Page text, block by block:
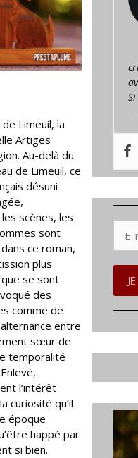
Limeuil, la
Artiges
Au-delà du
de Limeuil, ce
désuni
scènes, les
sont
ce roman,
plus
se sont
des
comme de
entre
sœur de
temporalité
l’intérêt
curiosité qu’il
époque
happé par
si bien.
mail
*